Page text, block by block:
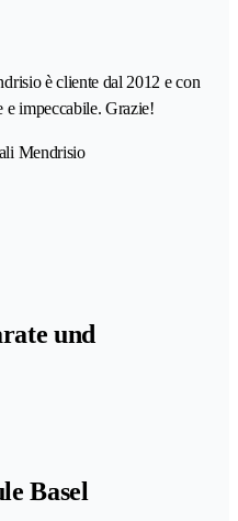
è cliente dal 2012 e con
e impeccabile. Grazie!
Mendrisio
und
Basel